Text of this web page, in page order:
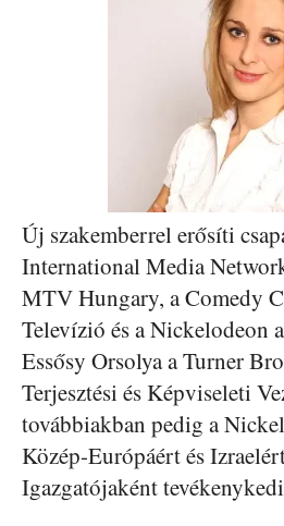
Új szakemberrel erősíti
International Media
MTV Hungary, a Comedy
Televízió és a Nickelodeon
Essősy Orsolya a Turner
Terjesztési és Képviseleti
továbbiakban pedig a
Közép-Európáért és
Igazgatójaként